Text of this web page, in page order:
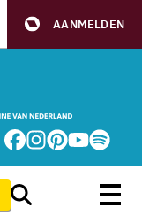
AANMELDEN